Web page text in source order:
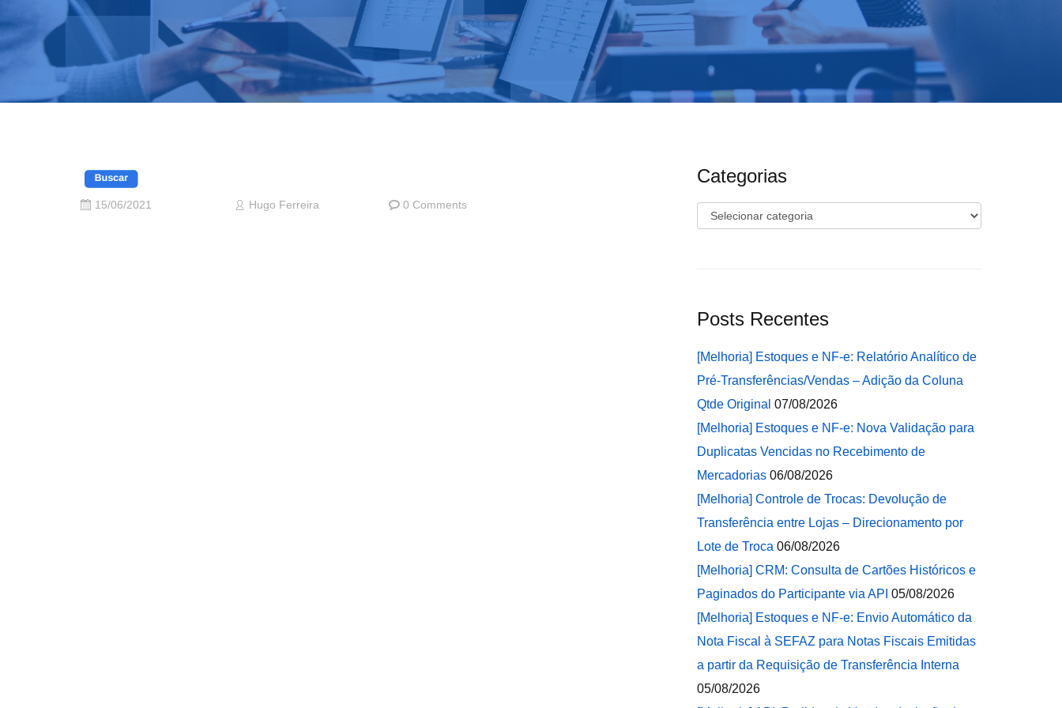
15/06/2021 Hugo Ferreira 0 Comments
Categorias
Categorias
Posts Recentes
[Melhoria] Estoques e NF-e: Relatório Analítico de
Pré-Transferências/Vendas – Adição da Coluna
Qtde Original 07/08/2026
[Melhoria] Estoques e NF-e: Nova Validação para
Duplicatas Vencidas no Recebimento de
Mercadorias 06/08/2026
[Melhoria] Controle de Trocas: Devolução de
Transferência entre Lojas – Direcionamento por
Lote de Troca 06/08/2026
[Melhoria] CRM: Consulta de Cartões Históricos e
Paginados do Participante via API 05/08/2026
[Melhoria] Estoques e NF-e: Envio Automático da
Nota Fiscal à SEFAZ para Notas Fiscais Emitidas
a partir da Requisição de Transferência Interna
05/08/2026